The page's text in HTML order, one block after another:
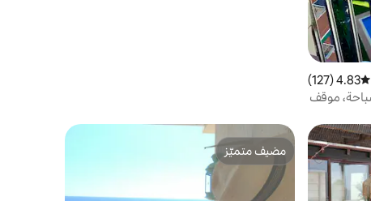
متوسط التقييم 4.83 من 5، 127 مراجعات
4.83 (127)
موقف
مضيف متميّز
مضيف متميّز